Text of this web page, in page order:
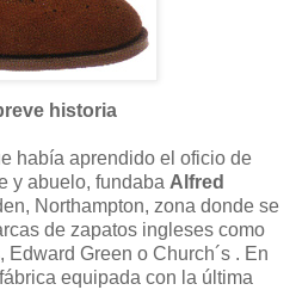
historia
había aprendido el oficio de
y abuelo, fundaba Alfred
Northampton, zona donde se
de zapatos ingleses como
Edward Green o Church´s . En
equipada con la última